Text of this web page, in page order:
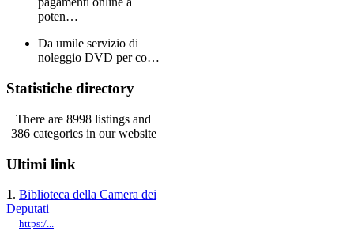
poten…
Da umile servizio di
noleggio DVD per co…
Statistiche directory
There are 8998 listings and
386 categories in our website
Ultimi link
1. Biblioteca della Camera dei
Deputati
https:/...